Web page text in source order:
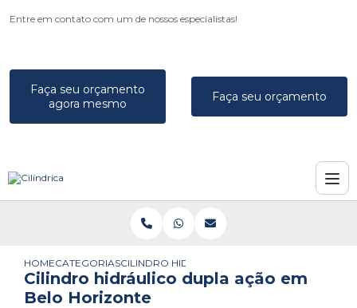
Entre em contato com um de nossos especialistas!
Faça seu orçamento
agora mesmo
Faça seu orçamento
HOMECATEGORIASCILINDRO HIDRÁULICO DUPLA AÇÃO EM BELO
Cilindro hidráulico dupla ação em
Belo Horizonte